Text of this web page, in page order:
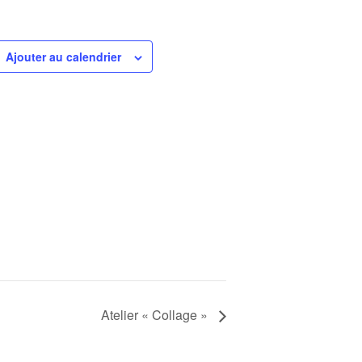
Ajouter au calendrier
Atelier « Collage »